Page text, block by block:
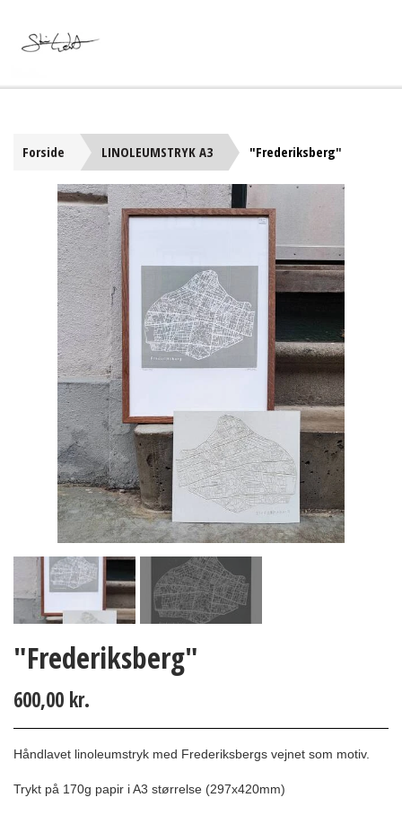
Forside LINOLEUMSTRYK A3 "Frederiksberg"
"Frederiksberg"
600,00 kr.
Håndlavet linoleumstryk med Frederiksbergs vejnet som motiv.
Trykt på 170g papir i A3 størrelse (297x420mm)